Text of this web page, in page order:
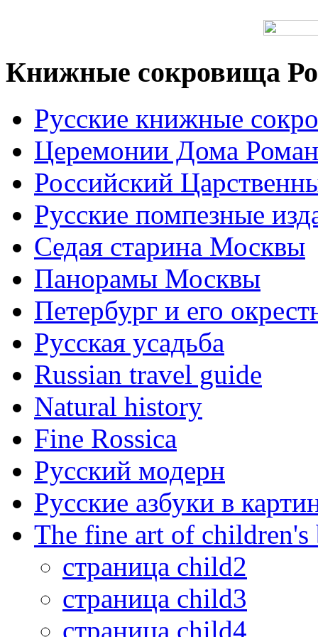
Книжные сокровища
Русские книжные
Церемонии Дома
Российский
Русские помпезные
Седая старина Москвы
Панорамы Москвы
Петербург и его
Русская усадьба
Russian travel guide
Natural history
Fine Rossica
Русский модерн
Русские азбуки в
The fine art of
страница child2
страница child3
страница child4